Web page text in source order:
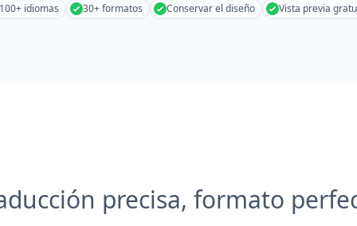
idiomas 30+ formatos Conservar el diseño Vista previa
precisa, formato